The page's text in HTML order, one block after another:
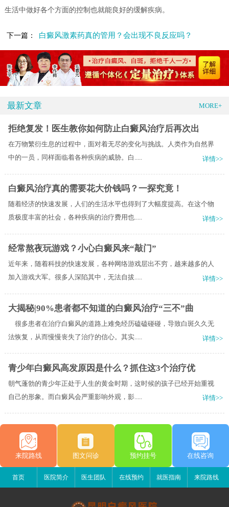
生活中做好各个方面的控制也就能良好的缓解疾病。
下一篇： 白癜风激素药真的管用？会出现不良反应吗？
最新文章 MORE+
拒绝复发！医生教你如何防止白癜风治疗后再次出
在万物繁衍生息的过程中，面对着无尽的变化与挑战。人类作为自然界
中的一员，同样面临着各种疾病的威胁。白.....
详情>>
白癜风治疗真的需要花大价钱吗？一探究竟！
随着经济的快速发展，人们的生活水平也得到了大幅度提高。在这个物
质极度丰富的社会，各种疾病的治疗费用也.....
详情>>
经常熬夜玩游戏？小心白癜风来“敲门”
近年来，随着科技的快速发展，各种网络游戏层出不穷，越来越多的人
加入游戏大军。很多人深陷其中，无法自拔.....
详情>>
大揭秘|90%患者都不知道的白癜风治疗“三不”曲
很多患者在治疗白癜风的道路上难免经历磕磕碰碰，导致白斑久久无
法恢复，从而慢慢丧失了治疗的信心。其实.....
详情>>
青少年白癜风高发原因是什么？抓住这3个治疗优
朝气蓬勃的青少年正处于人生的黄金时期，这时候的孩子已经开始重视
自己的形象。而白癜风会严重影响外观，影.....
详情>>
来院路线 图文问诊 预约挂号 在线咨询
首页 医院简介 医生团队 在线预约 就医指南 来院路线